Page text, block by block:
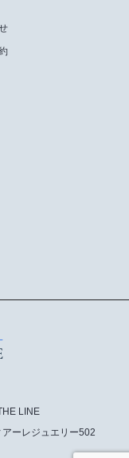
LINE
ーレジュエリー502